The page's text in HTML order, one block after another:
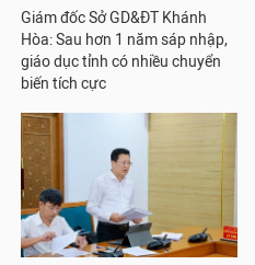
Giám đốc Sở GD&ĐT Khánh
Hòa: Sau hơn 1 năm sáp nhập,
giáo dục tỉnh có nhiều chuyển
biến tích cực